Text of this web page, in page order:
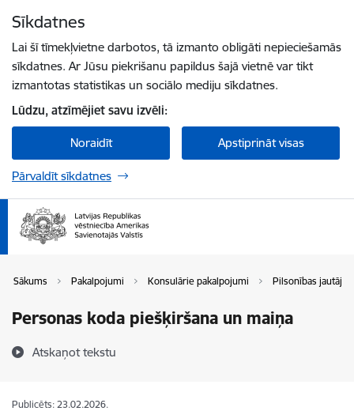
Sīkdatnes
Lai šī tīmekļvietne darbotos, tā izmanto obligāti nepieciešamās
sīkdatnes. Ar Jūsu piekrišanu papildus šajā vietnē var tikt
izmantotas statistikas un sociālo mediju sīkdatnes.
Lūdzu, atzīmējiet savu izvēli:
Noraidīt Apstiprināt visas
Pārvaldīt sīkdatnes
Sākums Pakalpojumi Konsulārie pakalpojumi Pilsonības
Personas koda piešķiršana un maiņa
Atskaņot tekstu
Publicēts: 23.02.2026.